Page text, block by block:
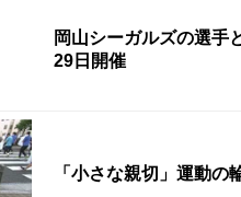
岡山シーガルズの選手
29日開催
「小さな親切」運動